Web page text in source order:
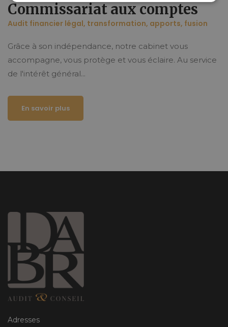
Commissariat aux comptes
Audit financier légal, transformation, apports, fusion
Grâce à son indépendance, notre cabinet vous
accompagne, vous protège et vous éclaire. Au service
de l'intérêt général...
En savoir plus
Adresses